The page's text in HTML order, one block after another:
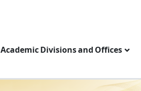
Academic Divisions and Offices